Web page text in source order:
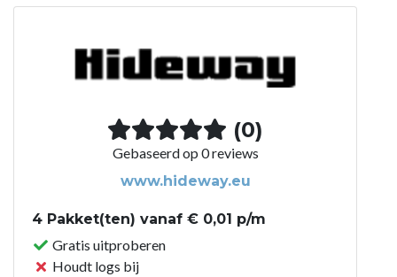
(0)
Gebaseerd op 0 reviews
www.hideway.eu
4 Pakket(ten) vanaf € 0,01 p/m
Gratis uitproberen
Houdt logs bij